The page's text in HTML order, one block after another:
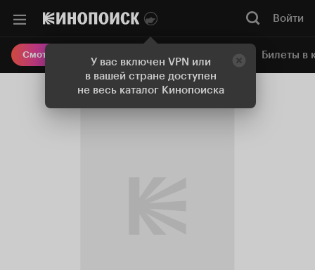
У вас включен VPN или
в вашей стране доступен
не весь каталог Кинопоиска
Войти
Смотреть кино Онлайн-кинотеатр Билеты в